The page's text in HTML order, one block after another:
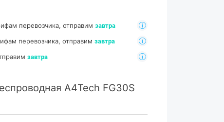
перевозчика, отправим завтра
перевозчика, отправим завтра
завтра
A4Tech FG30S